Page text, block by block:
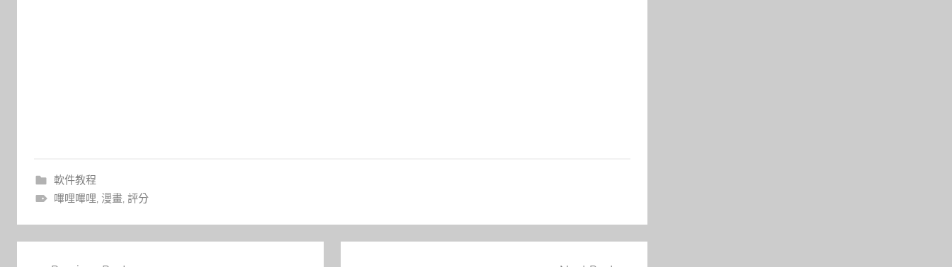
軟件教程
嗶哩嗶哩, 漫畫, 評分